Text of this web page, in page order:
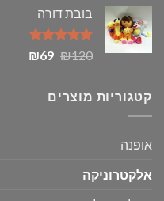
היה:
₪99.
₪69.
בובת דורה
דורג5.00₪120
המחיר
₪120.
₪69
המחיר
קטגוריות מוצרים
אופנה
אלקטרוניקה